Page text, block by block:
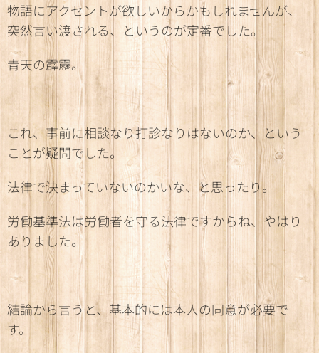
物語にアクセントが欲しいからかもしれませんが、
突然言い渡される、というのが定番でした。
青天の霹靂。
これ、事前に相談なり打診なりはないのか、という
ことが疑問でした。
法律で決まっていないのかいな、と思ったり。
労働基準法は労働者を守る法律ですからね、やはり
ありました。
結論から言うと、基本的には本人の同意が必要で
す。